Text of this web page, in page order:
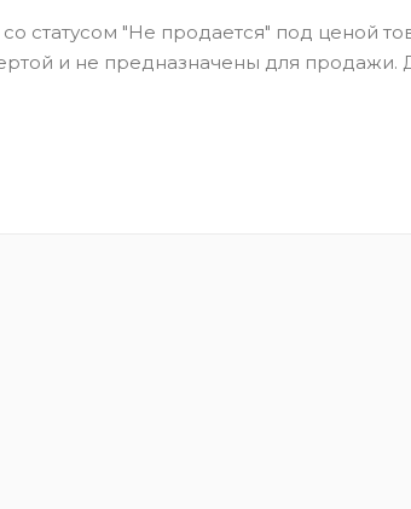
статусом "Не продается" под ценой
и не предназначены для продажи.